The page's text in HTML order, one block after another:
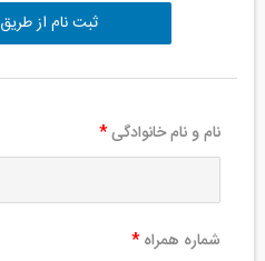
ثبت نام از طریق LinkedIn
نام و نام خانوادگی*
شماره همراه *